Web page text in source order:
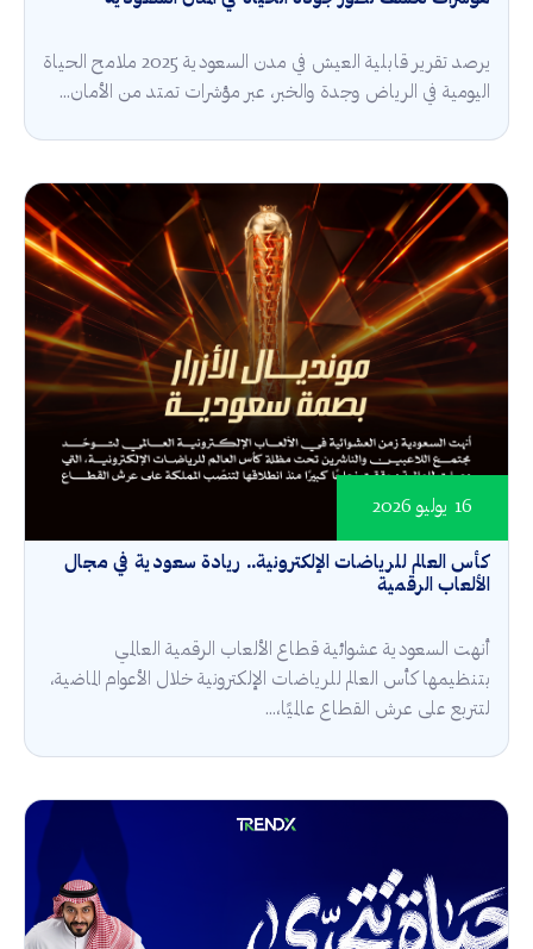
يرصد تقرير قابلية العيش في مدن السعودية 2025 ملامح الحياة
اليومية في الرياض وجدة والخبر، عبر مؤشرات تمتد من الأمان...
كأس العالم للرياضات الإلكترونية.. ريادة سعودية في مجال
الألعاب الرقمية
16 يوليو 2026
أنهت السعودية عشوائية قطاع الألعاب الرقمية العالمي
بتنظيمها كأس العالم للرياضات الإلكترونية خلال الأعوام الماضية،
لتتربع على عرش القطاع عالميًا،...